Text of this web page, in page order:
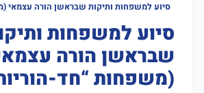
סיוע למשפחות ותיקות שבראשן הורה עצמאי
סיוע למשפחות
שבראשן הורה
(משפחות “חד-